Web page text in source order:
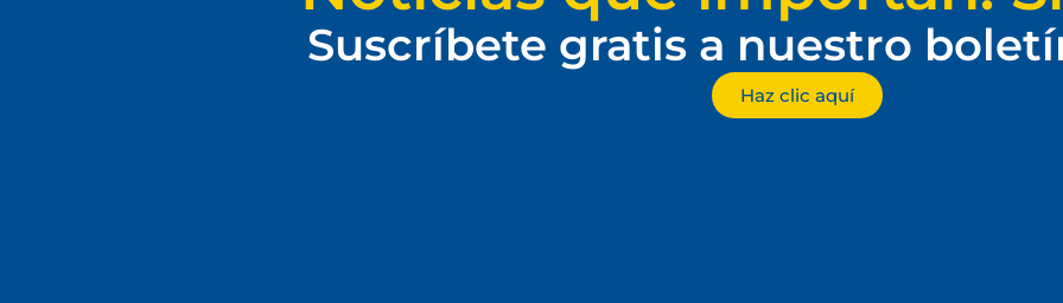
Suscríbete gratis a nuestro
Haz clic aquí